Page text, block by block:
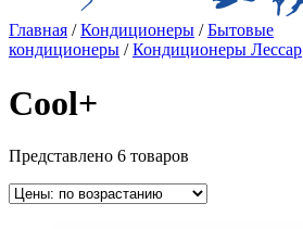
Главная /Кондиционеры /Бытовые
кондиционеры /Кондиционеры Лессар
Cool+
Представлено 6 товаров